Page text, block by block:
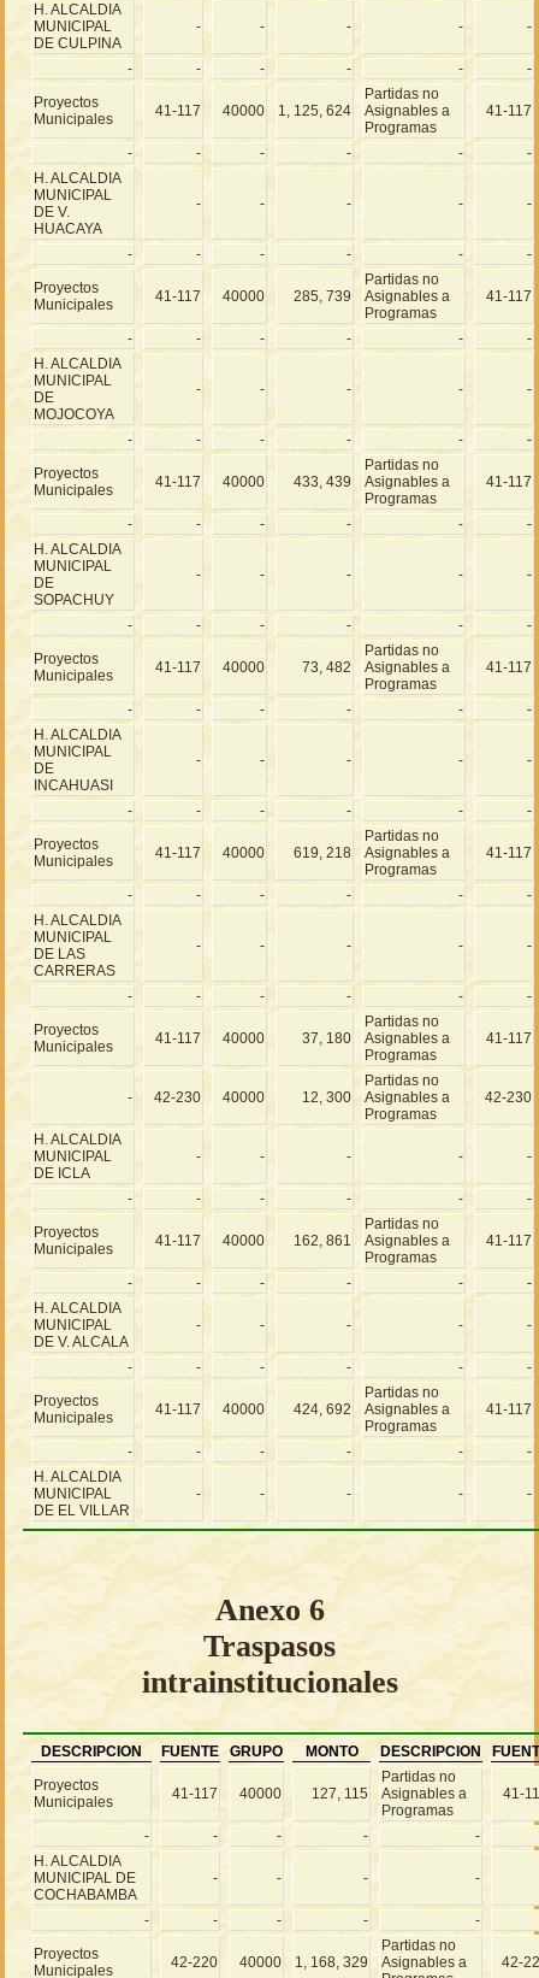
H. ALCALDIA
MUNICIPAL
DE CULPINA
- - - - -
- - - - -
-
Proyectos
Municipales
41-117 40000 1, 125, 624
Partidas no
Asignables a
Programas
41-117
- - - - -
-
H. ALCALDIA
MUNICIPAL
DE V.
HUACAYA
- - - - -
- - - - -
-
Proyectos
Municipales
41-117 40000 285, 739
Partidas no
Asignables a
Programas
41-117
- - - - -
-
H. ALCALDIA
MUNICIPAL
DE
MOJOCOYA
- - - - -
- - - - -
-
Proyectos
Municipales
41-117 40000 433, 439
Partidas no
Asignables a
Programas
41-117
- - - - -
-
H. ALCALDIA
MUNICIPAL
DE
SOPACHUY
- - - - -
- - - - -
-
Proyectos
Municipales
41-117 40000 73, 482
Partidas no
Asignables a
Programas
41-117
- - - - -
-
H. ALCALDIA
MUNICIPAL
DE
INCAHUASI
- - - - -
- - - - -
-
Proyectos
Municipales
41-117 40000 619, 218
Partidas no
Asignables a
Programas
41-117
- - - - -
-
H. ALCALDIA
MUNICIPAL
DE LAS
CARRERAS
- - - - -
- - - - -
-
Proyectos
Municipales
41-117 40000 37, 180
Partidas no
Asignables a
Programas
41-117
- 42-230 40000 12, 300
Partidas no
Asignables a
Programas
42-230
H. ALCALDIA
MUNICIPAL
DE ICLA
- - - - -
- - - - -
-
Proyectos
Municipales
41-117 40000 162, 861
Partidas no
Asignables a
Programas
41-117
- - - - -
-
H. ALCALDIA
MUNICIPAL
DE V. ALCALA
- - - - -
- - - - -
-
Proyectos
Municipales
41-117 40000 424, 692
Partidas no
Asignables a
Programas
41-117
- - - - -
-
H. ALCALDIA
MUNICIPAL
DE EL VILLAR
- - - - -
Anexo 6
Traspasos
intrainstitucionales
DESCRIPCION FUENTE GRUPO MONTO DESCRIPCION
Proyectos
Municipales
41-117 40000 127, 115
Partidas no
Asignables a
Programas
41-
- - - -
-
H. ALCALDIA
MUNICIPAL DE
COCHABAMBA
- - - -
- - - -
-
Proyectos
Municipales
42-220 40000 1, 168, 329
Partidas no
Asignables a
42-